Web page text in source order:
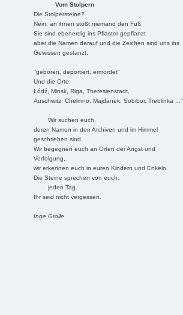
Vom Stolpern
Die Stolpersteine?
Nein, an ihnen stößt niemand den Fuß
Sie sind ebenerdig ins Pflaster gepflanzt
aber die Namen darauf und die Zeichen sind uns ins
Gewissen gestanzt:
"geboren, deportiert, ermordet"
Und die Orte:
Łódź, Minsk, Riga, Theresienstadt,
Auschwitz, Chelmno, Majdanek, Sobibor, Treblinka ..."
Wir suchen euch,
deren Namen in den Archiven und im Himmel
geschrieben sind.
Wir begegnen euch an Orten der Angst und
Verfolgung,
wir erkennen euch in euren Kindern und Enkeln.
Die Steine sprechen von euch,
jeden Tag.
Ihr seid nicht vergessen.
Inge Grolle